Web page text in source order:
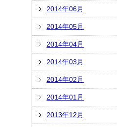
2014年06月
2014年05月
2014年04月
2014年03月
2014年02月
2014年01月
2013年12月